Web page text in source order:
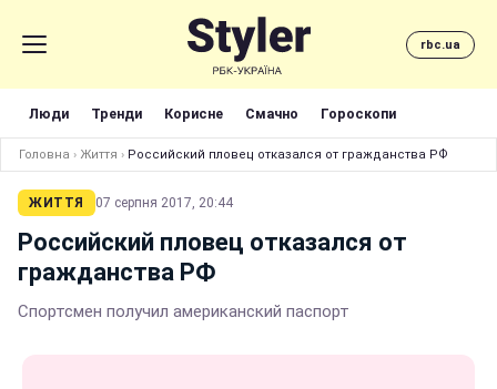
rbc.ua
Люди Тренди Корисне Смачно Гороскопи
Головна › Життя › Российский пловец отказался от гражданства РФ
ЖИТТЯ 07 серпня 2017, 20:44
Российский пловец отказался от
гражданства РФ
Спортсмен получил американский паспорт